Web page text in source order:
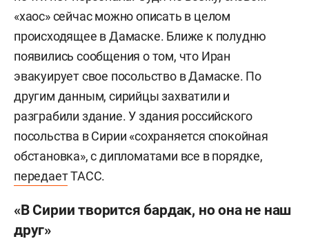
«хаос» сейчас можно описать в целом
происходящее в Дамаске. Ближе к полудню
появились сообщения о том, что Иран
эвакуирует свое посольство в Дамаске. По
другим данным, сирийцы захватили и
разграбили здание. У здания российского
посольства в Сирии «сохраняется спокойная
обстановка», с дипломатами все в порядке,
передаетТАСС.
«В Сирии творится бардак, но она не наш
друг»